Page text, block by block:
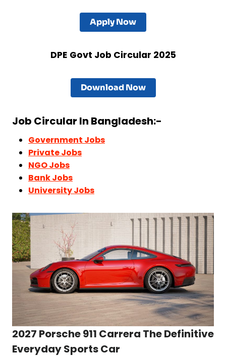
Apply Now
DPE Govt Job Circular 2025
Download Now
Job Circular In Bangladesh:-
Government Jobs
Private Jobs
NGO Jobs
Bank Jobs
University Jobs
2027 Porsche 911 Carrera The Definitive
Everyday Sports Car